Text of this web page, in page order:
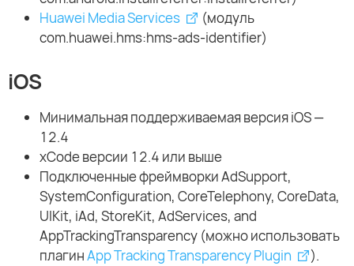
Huawei Media Services
(модуль
com.huawei.hms:hms-ads-identifier)
iOS
Минимальная поддерживаемая версия iOS —
12.4
xCode версии 12.4 или выше
Подключенные фреймворки AdSupport,
SystemConfiguration, CoreTelephony, CoreData,
UIKit, iAd, StoreKit, AdServices, and
AppTrackingTransparency (можно использовать
плагинApp Tracking Transparency Plugin ).